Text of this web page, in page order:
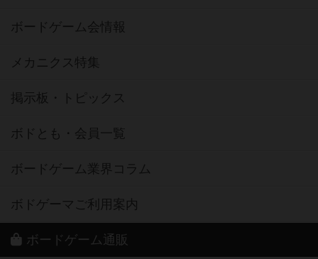
ボードゲーム会情報
メカニクス特集
掲示板・トピックス
ボドとも・会員一覧
ボードゲーム業界コラム
ボドゲーマご利用案内
ボードゲーム通販